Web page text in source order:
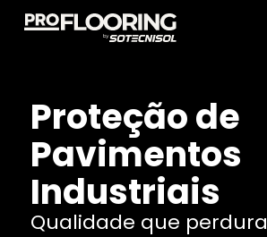
Proteção de
Pavimentos
Industriais
Qualidade que perdura